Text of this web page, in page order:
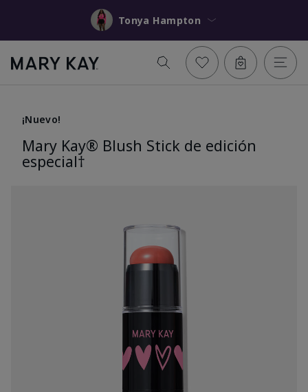
Tonya Hampton
¡Nuevo!
Mary Kay® Blush Stick de edición
especial†